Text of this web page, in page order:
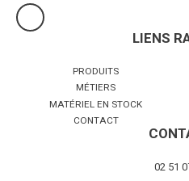
LIENS
PRODUITS
MÉTIERS
MATÉRIEL EN STOCK
CONTACT
02 51